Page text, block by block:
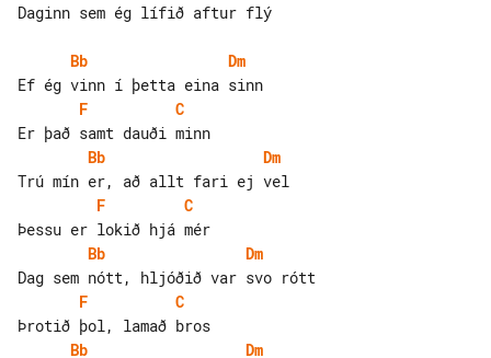
Daginn sem ég lífið aftur flý
Bb
Dm
F
C
Bb
Dm
F
C
Bb
Dm
F
C
Bb
Dm